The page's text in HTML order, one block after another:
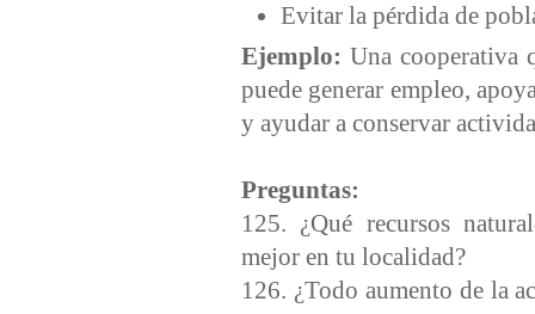
Evitar la pérdida de
Ejemplo: Una cooperativa
puede generar empleo,
y ayudar a conservar
Preguntas:
125. ¿Qué recursos
mejor en tu localidad?
126. ¿Todo aumento de la